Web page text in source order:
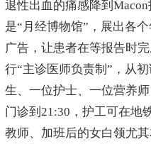
退性出血的痛感降到
是“月经博物馆”，展出各
广告，让患者在等报告时
行“主诊医师负责制”，从
生、一位护士、一位营养
门诊到21:30，护工可在地
教师、加班后的女白领尤其